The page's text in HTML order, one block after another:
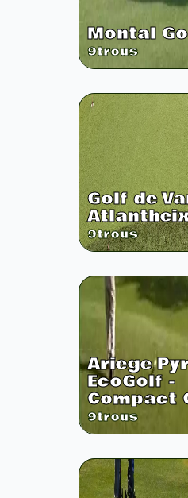
Montal
9trous
Golf de
9trous
Ariege
EcoGolf -
Compact
9trous